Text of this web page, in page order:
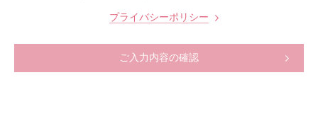
プライバシーポリシー
ご入力内容の確認